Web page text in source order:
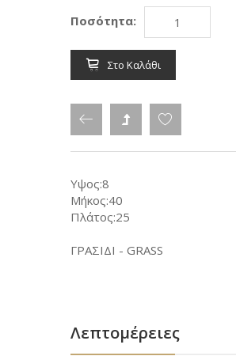
Ποσότητα:
Στο Καλάθι
Υψος:8
Μήκος:40
Πλάτος:25
ΓΡΑΣΙΔΙ - GRASS
Λεπτομέρειες